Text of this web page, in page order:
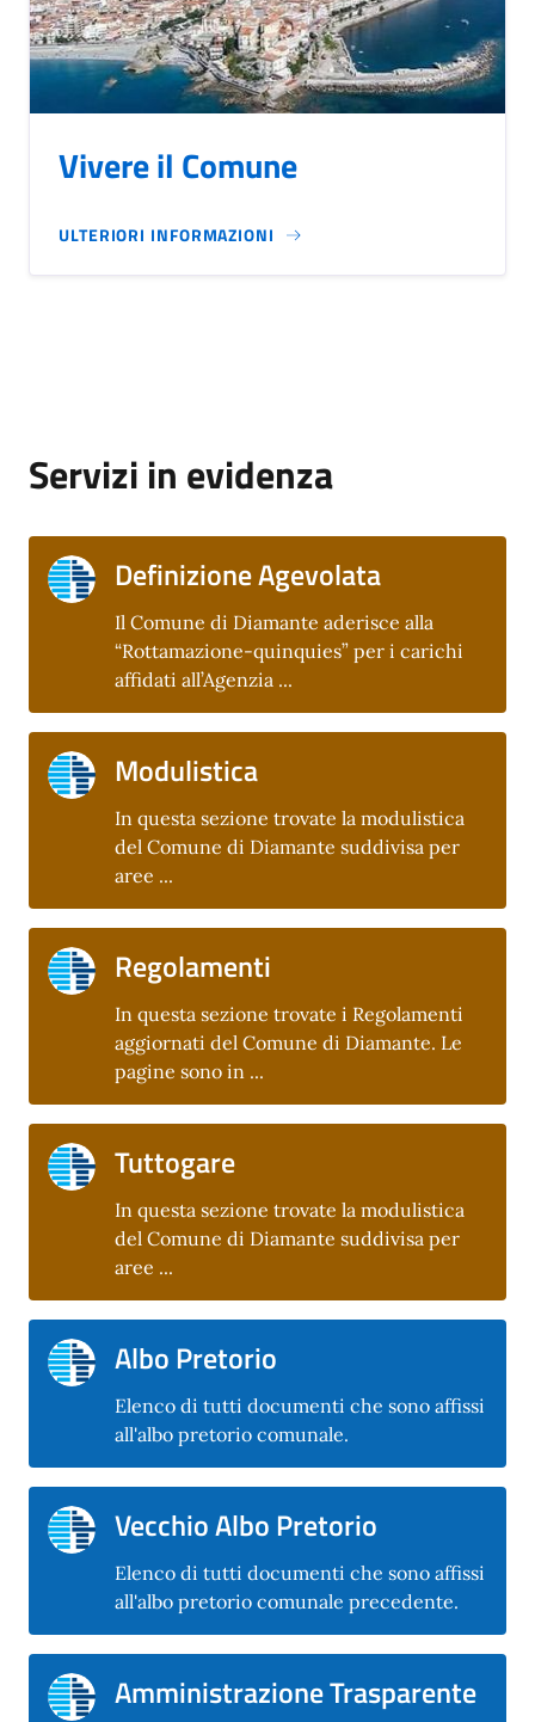
Vivere il Comune
ULTERIORI INFORMAZIONI
Servizi in evidenza
Definizione Agevolata
Il Comune di Diamante aderisce alla
“Rottamazione-quinquies” per i carichi
affidati all’Agenzia ...
Modulistica
In questa sezione trovate la modulistica
del Comune di Diamante suddivisa per
aree ...
Regolamenti
In questa sezione trovate i Regolamenti
aggiornati del Comune di Diamante. Le
pagine sono in ...
Tuttogare
In questa sezione trovate la modulistica
del Comune di Diamante suddivisa per
aree ...
Albo Pretorio
Elenco di tutti documenti che sono affissi
all'albo pretorio comunale.
Vecchio Albo Pretorio
Elenco di tutti documenti che sono affissi
all'albo pretorio comunale precedente.
Amministrazione Trasparente